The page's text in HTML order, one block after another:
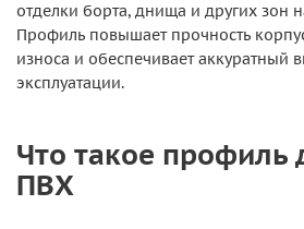
отделки борта, днища и других зон
Профиль повышает прочность
износа и обеспечивает аккуратный
эксплуатации.
Что такое профиль
ПВХ